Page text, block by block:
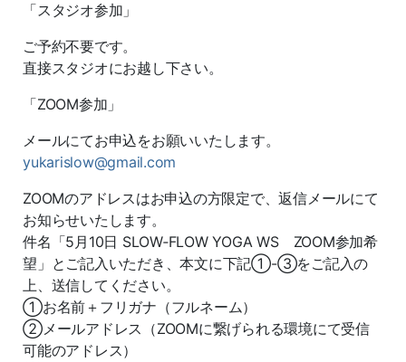
「スタジオ参加」
ご予約不要です。
直接スタジオにお越し下さい。
「ZOOM参加」
メールにてお申込をお願いいたします。
yukarislow@gmail.com
ZOOMのアドレスはお申込の方限定で、返信メールにて
お知らせいたします。
件名「5月10日 SLOW‐FLOW YOGA WS ZOOM参加希
望」とご記入いただき、本文に下記①-③をご記入の
上、送信してください。
①お名前＋フリガナ（フルネーム）
②メールアドレス（ZOOMに繋げられる環境にて受信
可能のアドレス）